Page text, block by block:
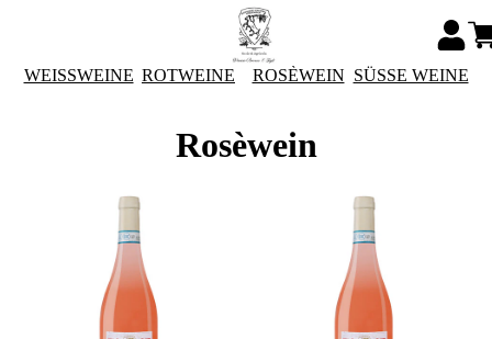
WEISSWEINE ROTWEINE ROSÈWEIN SÜSSE WEINE
Rosèwein